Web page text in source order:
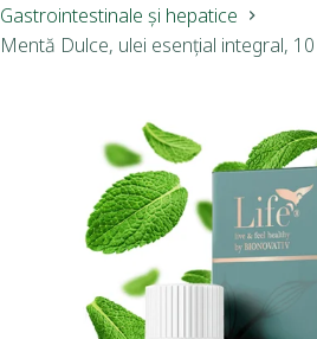
Gastrointestinale și hepatice
Mentă Dulce, ulei esențial integral,